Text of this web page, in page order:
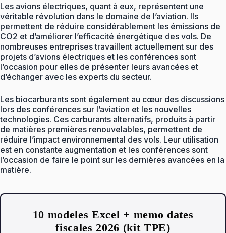
Les avions électriques, quant à eux, représentent une
véritable révolution dans le domaine de l’aviation. Ils
permettent de réduire considérablement les émissions de
CO2 et d’améliorer l’efficacité énergétique des vols. De
nombreuses entreprises travaillent actuellement sur des
projets d’avions électriques et les conférences sont
l’occasion pour elles de présenter leurs avancées et
d’échanger avec les experts du secteur.
Les biocarburants sont également au cœur des discussions
lors des conférences sur l’aviation et les nouvelles
technologies. Ces carburants alternatifs, produits à partir
de matières premières renouvelables, permettent de
réduire l’impact environnemental des vols. Leur utilisation
est en constante augmentation et les conférences sont
l’occasion de faire le point sur les dernières avancées en la
matière.
10 modeles Excel + memo dates
fiscales 2026 (kit TPE)